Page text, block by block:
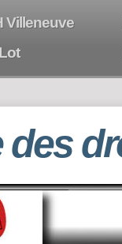
Villeneuve